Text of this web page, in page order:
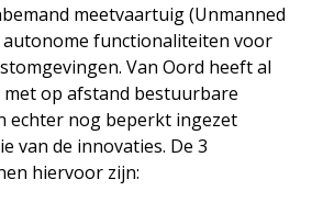
meetvaartuig (Unmanned
autonome functionaliteiten voor
Van Oord heeft al
op afstand bestuurbare
echter nog beperkt ingezet
van de innovaties. De 3
hiervoor zijn: